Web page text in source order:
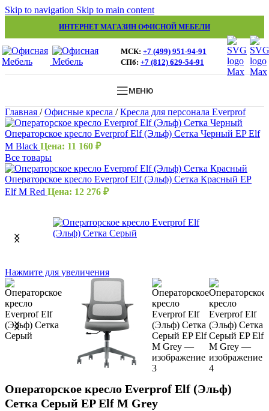
Skip to navigation Skip to main content
ИНТЕРНЕТ МАГАЗИН ОФИСНОЙ МЕБЕЛИ
МСК: +7 (499) 951-94-91
СПб: +7 (812) 629-54-91
МЕНЮ
Главная / Офисные кресла / Кресла для персонала Everprof
Операторское кресло Everprof Elf (Эльф) Сетка Черный EP Elf
M Black Цена: 11 160 ₽
Все товары
Операторское кресло Everprof Elf (Эльф) Сетка Красный EP
Elf M Red Цена: 12 276 ₽
Нажмите для увеличения
Операторское кресло Everprof Elf (Эльф)
Сетка Серый EP Elf M Grey